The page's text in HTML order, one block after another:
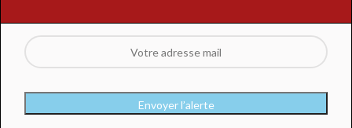
Envoyer l’alerte